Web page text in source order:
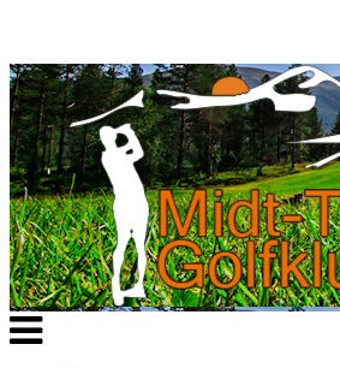
Veksle
navigasjon